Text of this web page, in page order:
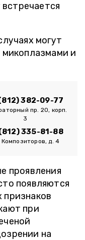
могут
и
382-09-77
пр. 20, корп.
3
335-81-88
Композиторов, д. 4
проявления
появляются
признаков
при
на